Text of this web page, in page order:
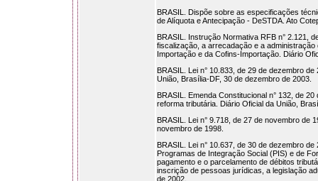
BRASIL. Dispõe sobre as especificações
de Alíquota e Antecipação - DeSTDA. Ato
BRASIL. Instrução Normativa RFB n° 2.121,
fiscalização, a arrecadação e a
Importação e da Cofins-Importação. Diário
BRASIL. Lei n° 10.833, de 29 de dezembro
União, Brasília-DF, 30 de dezembro de 2003.
BRASIL. Emenda Constitucional n° 132, de
reforma tributária. Diário Oficial da União,
BRASIL. Lei n° 9.718, de 27 de novembro de
novembro de 1998.
BRASIL. Lei n° 10.637, de 30 de dezembro
Programas de Integração Social (PIS) e de
pagamento e o parcelamento de débitos
inscrição de pessoas jurídicas, a legislação
de 2002.